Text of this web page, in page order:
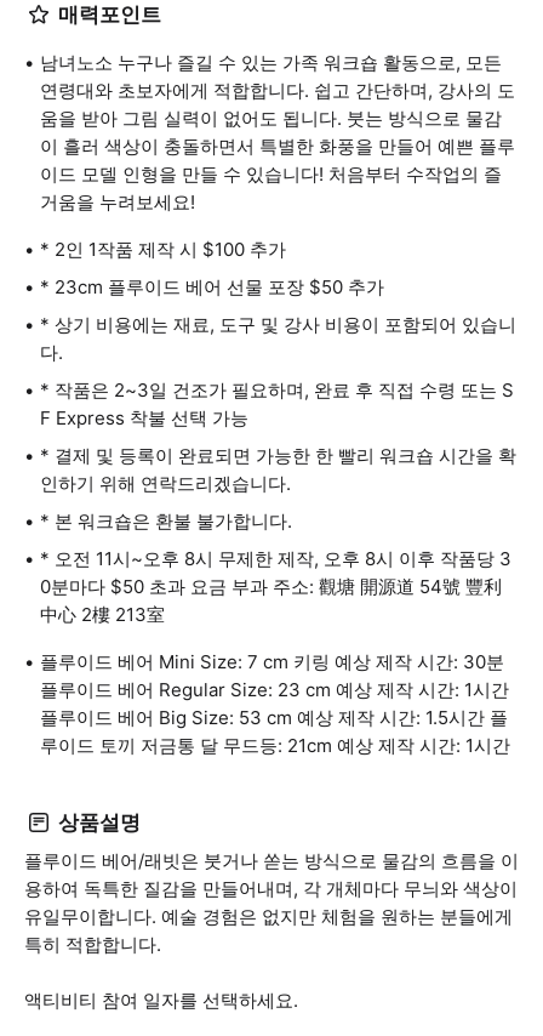
매력포인트
남녀노소 누구나 즐길 수 있는 가족 워크숍 활동으로, 모든
연령대와 초보자에게 적합합니다. 쉽고 간단하며, 강사의 도
움을 받아 그림 실력이 없어도 됩니다. 붓는 방식으로 물감
이 흘러 색상이 충돌하면서 특별한 화풍을 만들어 예쁜 플루
이드 모델 인형을 만들 수 있습니다! 처음부터 수작업의 즐
거움을 누려보세요!
* 2인 1작품 제작 시 $100 추가
* 23cm 플루이드 베어 선물 포장 $50 추가
* 상기 비용에는 재료, 도구 및 강사 비용이 포함되어 있습니
다.
* 작품은 2~3일 건조가 필요하며, 완료 후 직접 수령 또는 S
F Express 착불 선택 가능
* 결제 및 등록이 완료되면 가능한 한 빨리 워크숍 시간을 확
인하기 위해 연락드리겠습니다.
* 본 워크숍은 환불 불가합니다.
* 오전 11시~오후 8시 무제한 제작, 오후 8시 이후 작품당 3
0분마다 $50 초과 요금 부과 주소: 觀塘 開源道 54號 豐利
中心 2樓 213室
플루이드 베어 Mini Size: 7 cm 키링 예상 제작 시간: 30분
플루이드 베어 Regular Size: 23 cm 예상 제작 시간: 1시간
플루이드 베어 Big Size: 53 cm 예상 제작 시간: 1.5시간 플
루이드 토끼 저금통 달 무드등: 21cm 예상 제작 시간: 1시간
상품설명
플루이드 베어/래빗은 붓거나 쏟는 방식으로 물감의 흐름을 이
용하여 독특한 질감을 만들어내며, 각 개체마다 무늬와 색상이
유일무이합니다. 예술 경험은 없지만 체험을 원하는 분들에게
특히 적합합니다.
액티비티 참여 일자를 선택하세요.